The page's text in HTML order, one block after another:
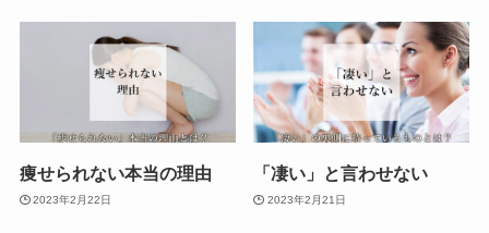
痩せられない本当の理由
2023年2月22日
「凄い」と言わせない
2023年2月21日